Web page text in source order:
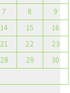
7 8
9
14 15
16
21 22
23
28 29
30